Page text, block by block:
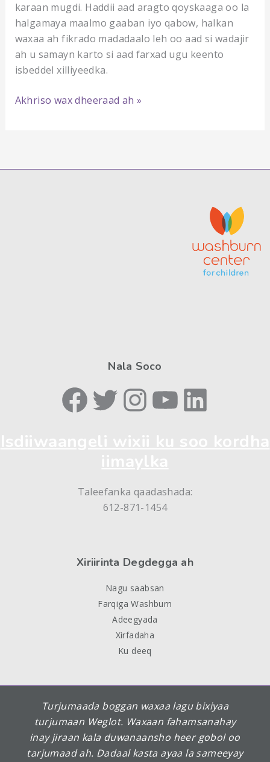
karaan mugdi. Haddii aad aragto qoyskaaga oo la
halgamaya maalmo gaaban iyo qabow, halkan
waxaa ah fikrado madadaalo leh oo aad si wadajir
ah u samayn karto si aad farxad ugu keento
isbeddel xilliyeedka.
Carruurta
Akhriso wax dheeraad ah »
Nala Soco
Facebook-ga TwitterInstagram
YouTubeLinkedIn
Taleefanka qaadashada:
612-871-1454
Xiriirinta Degdegga ah
Nagu saabsan
Farqiga Washburn
Adeegyada
Xirfadaha
Ku deeq
Turjumaada boggan waxaa lagu bixiyaa
turjumaan Weglot. Waxaan fahamsanahay
inay jiraan kala duwanaansho heer gobol oo
tarjumaad ah. Dadaal kasta ayaa la sameeyay